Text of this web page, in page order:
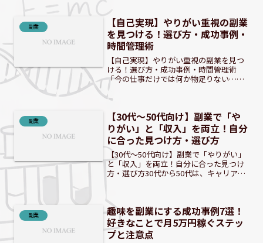
が趣味を副業にすることで、収入源の多
様化が図れます。本業...
副業
【自己実現】やりがい重視の副業
を見つける！選び方・成功事例・
時間管理術
【自己実現】やりがい重視の副業を見つ
ける！選び方・成功事例・時間管理術
「今の仕事だけでは何か物足りない…」
「もっと自分の可能性を広げたい」と感
じていませんか？収入だけでなく、心の
て、「やりがい重視の副業」が...
副業
【30代～50代向け】副業で「や
りがい」と「収入」を両立！自分
に合った見つけ方・選び方
【30代～50代向け】副業で「やりがい」
と「収入」を両立！自分に合った見つけ
方・選び方30代から50代は、キャリアも
本業だけでは満たされない「物足りな
さ」を感じる方も少...
副業
趣味を副業にする成功事例7選！
好きなことで月5万円稼ぐステッ
プと注意点